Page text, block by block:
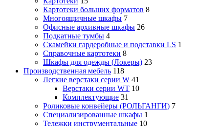
Картотеки больших форматов 8
Многоящичные шкафы 7
Офисные архивные шкафы 26
Подкатные тумбы 4
Скамейки гардеробные и подставки LS 1
Справочные картотеки 8
Шкафы для одежды (Локеры) 23
Производственная мебель 118
Легкие верстаки серии W 41
Верстаки серии WT 10
Комплектующие 31
Роликовые конвейеры (РОЛЬГАНГИ) 7
Специализированные шкафы 1
Тележки инструментальные 10